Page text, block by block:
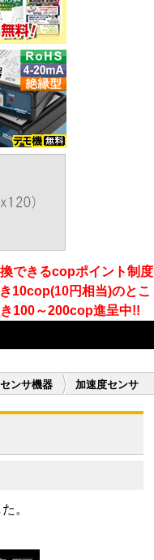
できるcopポイント制度
10cop(10円相当)のとこ
100～200cop進呈中!!
ンサ機器 加速度センサ
。